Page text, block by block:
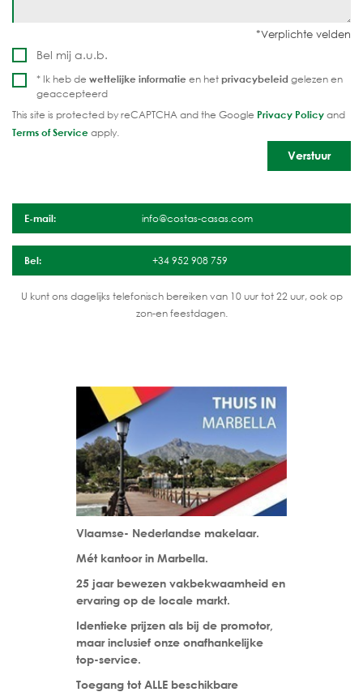
Bel mij a.u.b.
* Ik heb de wettelijke informatie en hetprivacybeleid gelezen en
geaccepteerd
This site is protected by reCAPTCHA and the Google Privacy Policyand
Terms of Serviceapply.
E-mail: info@costas-casas.com
Bel: +34 952 908 759
U kunt ons dagelijks telefonisch bereiken van 10 uur tot 22 uur, ook op
zon-en feestdagen.
Vlaamse- Nederlandse makelaar.
Mét kantoor in Marbella.
25 jaar bewezen vakbekwaamheid en
ervaring op de locale markt.
Identieke prijzen als bij de promotor,
maar inclusief onze onafhankelijke
top-service.
Toegang tot ALLE beschikbare